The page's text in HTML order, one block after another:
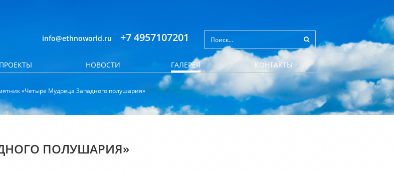
info@ethnoworld.ru +7 4957107201
ПРОЕКТЫ НОВОСТИ ГАЛЕРЕЯ КОНТАКТЫ
«Четыре Мудреца Западного полушария»
ПОЛУШАРИЯ»